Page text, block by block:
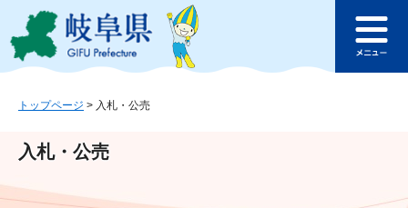
ジ
ュ
文
このページの本文へ
ュ
トップページ > 入札・公売
入札・公売